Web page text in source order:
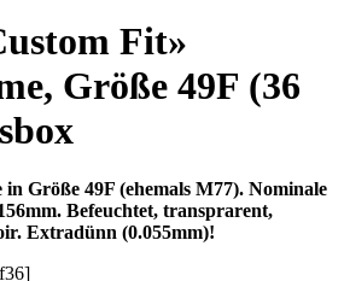
Fit»
Größe 49F (36
Größe 49F (ehemals M77). Nominale
Befeuchtet, transprarent,
Extradünn (0.055mm)!